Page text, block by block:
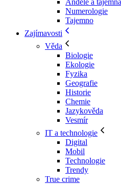
Andělé a
Numerologie
Tajemno
Zajímavosti
Věda
Biologie
Ekologie
Fyzika
Geografie
Historie
Chemie
Jazykověda
Vesmír
IT a technologie
Digital
Mobil
Technologie
Trendy
True crime